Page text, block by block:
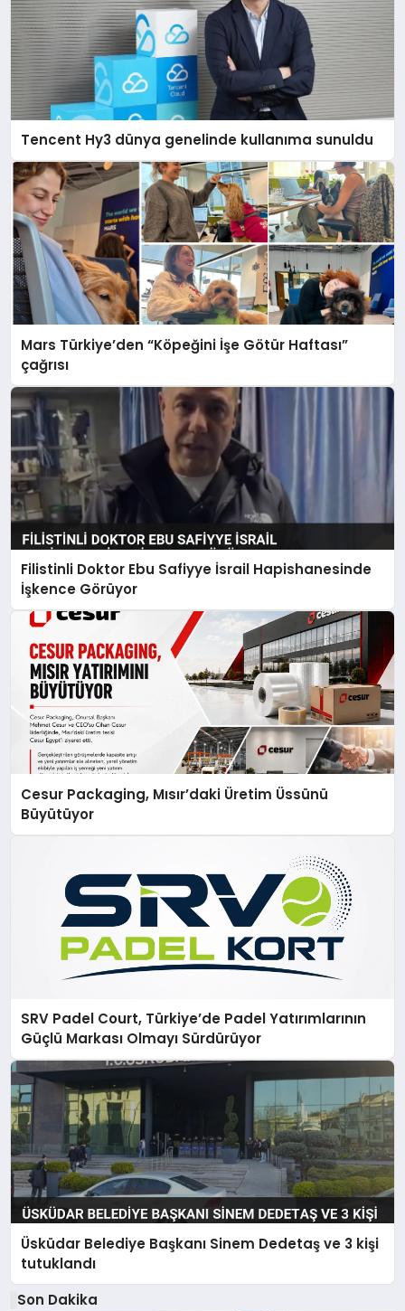
Tencent Hy3 dünya genelinde kullanıma sunuldu
Mars Türkiye’den “Köpeğini İşe Götür Haftası”
çağrısı
Filistinli Doktor Ebu Safiyye İsrail Hapishanesinde
İşkence Görüyor
Cesur Packaging, Mısır’daki Üretim Üssünü
Büyütüyor
SRV Padel Court, Türkiye’de Padel Yatırımlarının
Güçlü Markası Olmayı Sürdürüyor
Üsküdar Belediye Başkanı Sinem Dedetaş ve 3 kişi
tutuklandı
Son Dakika